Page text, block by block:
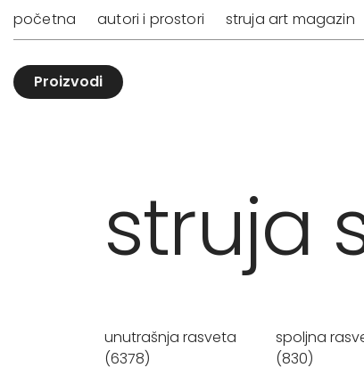
početna autori i prostori struja art magazin
Proizvodi
struja
unutrašnja rasveta
(6378)
spoljna
(830)